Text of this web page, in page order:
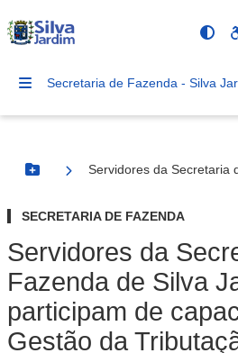
Secretaria de Fazenda - Silva
Botão Menu
Servidores da Secretaria
SECRETARIA DE FAZENDA
Servidores da
Fazenda de Silva
participam de
Gestão da